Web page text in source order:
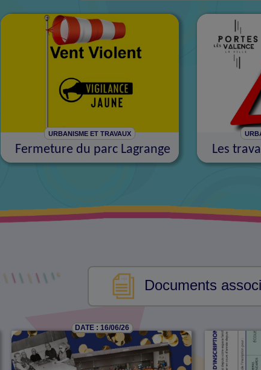
URBANISME ET TRAVAUX
Fermeture du parc Lagrange Les
Documents
DATE : 16/06/26